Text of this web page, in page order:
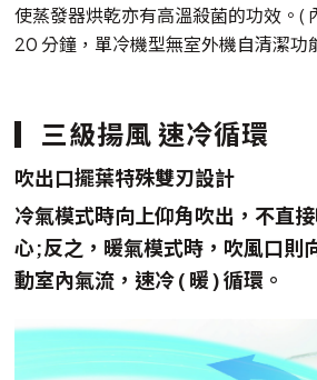
使蒸發器烘乾亦有高溫殺菌的功效。(
20 分鐘，單冷機型無室外機自清潔功
三級揚風 速冷循環
吹出口擺葉特殊雙刃設計
冷氣模式時向上仰角吹出，不直
心;反之，暖氣模式時，吹風口則
動室內氣流，速冷 ( 暖 ) 循環。